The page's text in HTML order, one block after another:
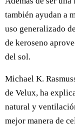
también ayudan a
uso generalizado
de keroseno
del sol.
Michael K.
de Velux, ha
natural y
mejor manera de